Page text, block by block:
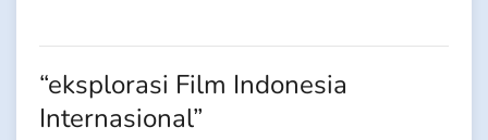
“eksplorasi Film Indonesia
Internasional”